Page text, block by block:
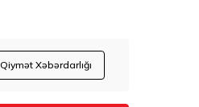
Qiymət Xəbərdarlığı